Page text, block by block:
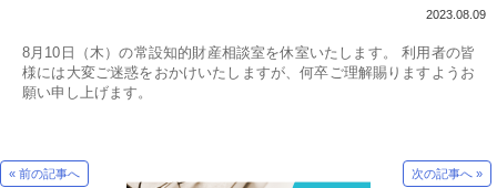
2023.08.09
8月10日（木）の常設知的財産相談室を休室いたします。 利用者の皆
様には大変ご迷惑をおかけいたしますが、何卒ご理解賜りますようお
願い申し上げます。
« 前の記事へ 次の記事へ »